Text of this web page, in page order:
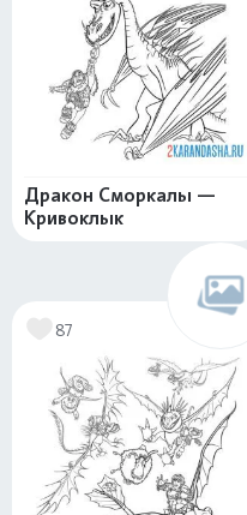
Дракон Сморкалы —
Кривоклык
87